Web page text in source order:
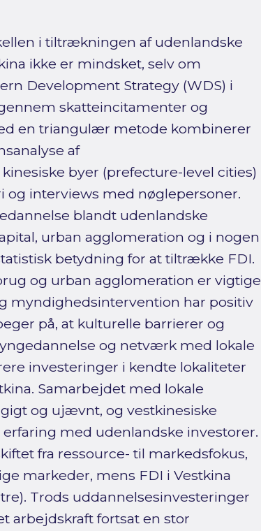
i tiltrækningen af udenlandske
ikke er mindsket, selv om
Development Strategy (WDS) i
skatteincitamenter og
en triangulær metode kombinerer
af
byer (prefecture-level cities)
og interviews med nøglepersoner.
blandt udenlandske
urban agglomeration og i nogen
betydning for at tiltrække FDI.
og urban agglomeration er vigtige
myndighedsintervention har positiv
på, at kulturelle barrierer og
og netværk med lokale
investeringer i kendte lokaliteter
Samarbejdet med lokale
og ujævnt, og vestkinesiske
med udenlandske investorer.
fra ressource- til markedsfokus,
markeder, mens FDI i Vestkina
Trods uddannelsesinvesteringer
arbejdskraft fortsat en stor